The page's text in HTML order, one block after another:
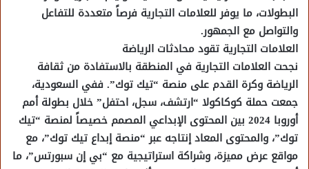
البطولات، ما يوفر للعلامات التجارية فرصاً متعددة للتفاعل
والتواصل مع الجمهور.
العلامات التجارية تقود محادثات الرياضة
نجحت العلامات التجارية في المنطقة بالاستفادة من ثقافة
الرياضة وكرة القدم على منصة “تيك توك”. ففي السعودية،
جمعت حملة كوكاكولا “ارتشف، سجل، احتفل” خلال بطولة أمم
أوروبا 2024 بين المحتوى الإبداعي المصمم خصيصاً لمنصة “تيك
توك”، والمحتوى المعاد إنتاجه عبر “منصة إبداع تيك توك”، مع
مواقع عرض مميزة، وشراكة استراتيجية مع “بي إن سبورتس”، ما